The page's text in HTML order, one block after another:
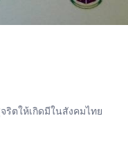
ริตให้เกิดมีในสังคมไทย